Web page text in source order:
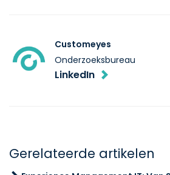
Customeyes
Onderzoeksbureau
LinkedIn
Gerelateerde artikelen